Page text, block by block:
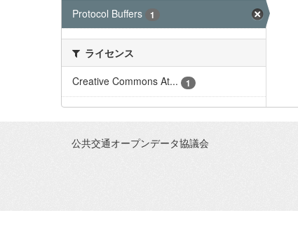
Protocol Buffers
1
ライセンス
Creative Commons At...
1
公共交通オープンデータ協議会